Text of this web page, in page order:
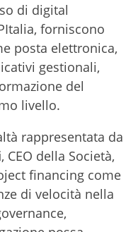
di digital
forniscono
posta elettronica,
gestionali,
del
livello.
rappresentata da
, CEO della Società,
financing come
di velocità nella